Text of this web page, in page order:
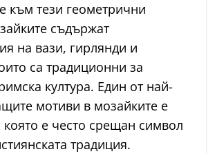
към тези геометрични
съдържат
на вази, гирлянди и
са традиционни за
култура. Един от най-
мотиви в мозайките е
която е често срещан символ
традиция.